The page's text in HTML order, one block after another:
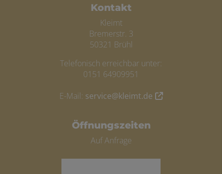
FOOTER - KONTAKTDATEN UND
Kontakt
Kleimt
Bremerstr. 3
50321 Brühl
Telefonisch erreichbar unter:
0151 64909951
E-Mail: service@kleimt.de
Öffnungszeiten
Auf Anfrage